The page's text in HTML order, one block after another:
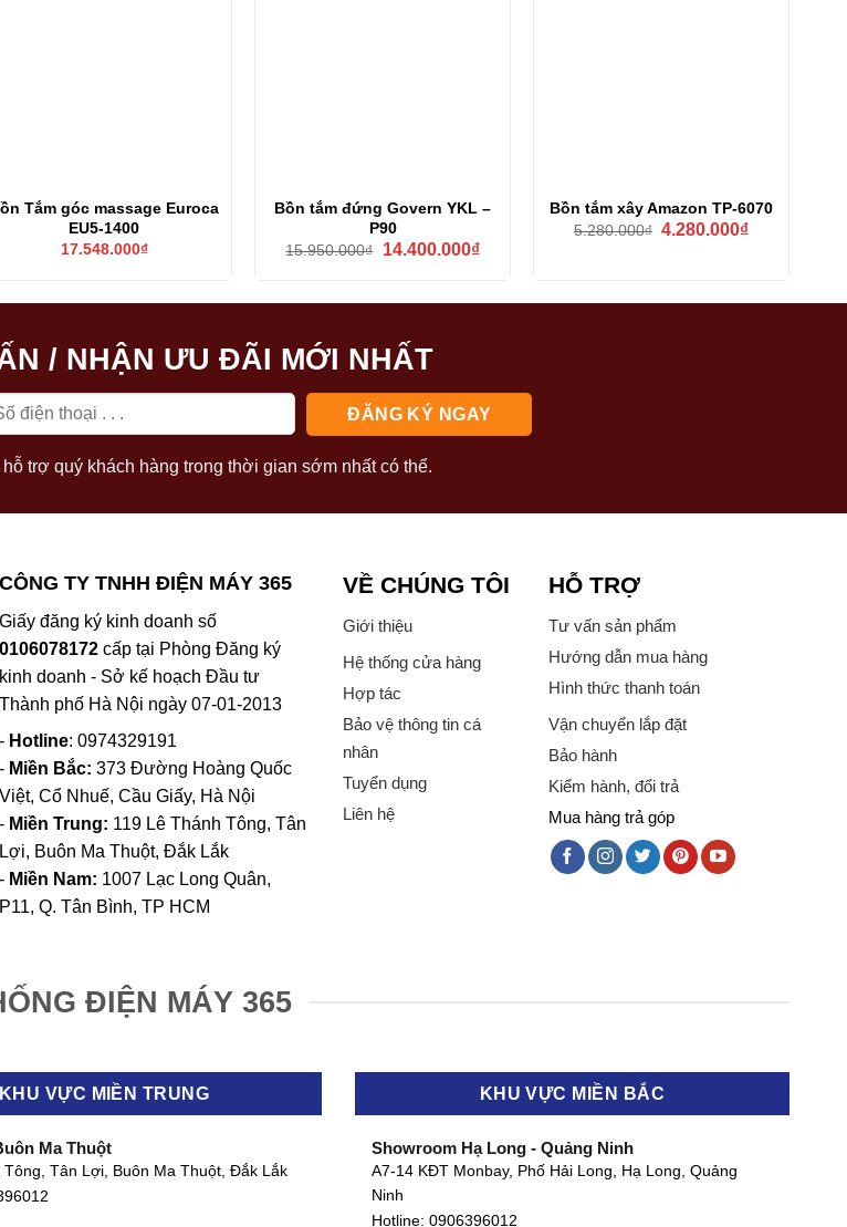
Tắm góc massage Euroca
EU5-1400
17.548.000₫
Bồn tắm đứng Govern YKL –
P90
15.950.000₫
Giá
14.400.000₫Giá
Bồn tắm xây Amazon TP-6070
5.280.000₫ Giá
4.280.000₫Giá
/ NHẬN ƯU ĐÃI MỚI NHẤT
trợ quý khách hàng trong thời gian sớm nhất có thể.
CÔNG TY TNHH ĐIỆN MÁY 365
Giấy đăng ký kinh doanh số
0106078172cấp tại Phòng Đăng ký
kinh doanh - Sở kế hoạch Đầu tư
Thành phố Hà Nội ngày 07-01-2013
- Hotline: 0974329191
- Miền Bắc: 373 Đường Hoàng Quốc
Việt, Cổ Nhuế, Cầu Giấy, Hà Nội
- Miền Trung: 119 Lê Thánh Tông, Tân
Lợi, Buôn Ma Thuột, Đắk Lắk
- Miền Nam: 1007 Lạc Long Quân,
P11, Q. Tân Bình, TP HCM
VỀ CHÚNG TÔI
Giới thiệu
Hệ thống cửa hàng
Hợp tác
Bảo vệ thông tin cá
nhân
Tuyển dụng
Liên hệ
HỖ TRỢ
Tư vấn sản phẩm
Hướng dẫn mua hàng
Hình thức thanh toán
Vận chuyển lắp đặt
Bảo hành
Kiểm hành, đổi trả
Mua hàng trả góp
ĐIỆN MÁY 365
KHU VỰC MIỀN TRUNG
Ma Thuột
Tông, Tân Lợi, Buôn Ma Thuột, Đắk Lắk
KHU VỰC MIỀN BẮC
Showroom Hạ Long - Quảng Ninh
A7-14 KĐT Monbay, Phố Hải Long, Hạ Long, Quảng
Ninh
Hotline: 0906396012